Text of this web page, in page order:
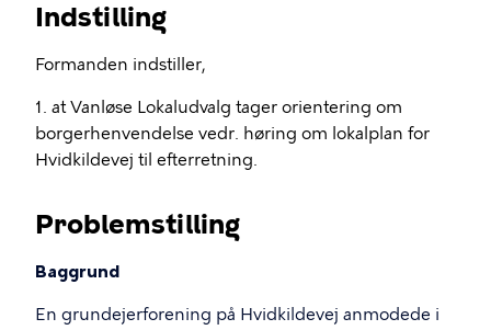
Indstilling
Formanden indstiller,
1. at Vanløse Lokaludvalg tager orientering om
borgerhenvendelse vedr. høring om lokalplan for
Hvidkildevej til efterretning.
Problemstilling
Baggrund
En grundejerforening på Hvidkildevej anmodede i